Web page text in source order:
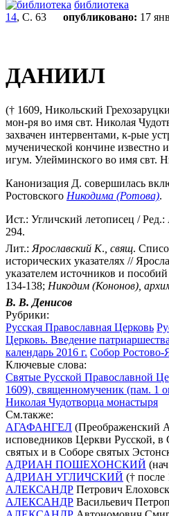
библиотека
14, С. 63 опубликовано: 17
ДАНИИЛ
(† 1609, Никольский
мон-ря во имя свт. Николая
захвачен интервентами, к-рые
мученической кончине известно
игум. Улейминского во имя свт.
Канонизация Д. совершилась
Ростовского Никодима (Ротова).
Ист.: Угличский летописец /
294.
Лит.: Ярославский К. свящ.
исторических указателях //
указателем источников и
134-138; Никодим (Кононов),
В. В. Денисов
Рубрики:
Русская Православная Церковь
Церковь. Введение
календарь 2016 г. Собор Ростово-
Ключевые слова:
Святые Русской Православной
1609), священномученик (пам. 1
Николая Чудотворца монастыря
См.также:
АГАФАНГЕЛ (Преображенский
исповедников Церкви Русской,
святых и в Соборе святых
АДРИАН ПОШЕХОНСКИЙ
АДРИАН УГЛИЧСКИЙ († после
АЛЕКСАНДР Петрович
АЛЕКСАНДР Васильевич